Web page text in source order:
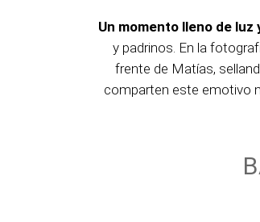
Un momento lleno de luz
y padrinos. En la
frente de Matías,
comparten este emotivo